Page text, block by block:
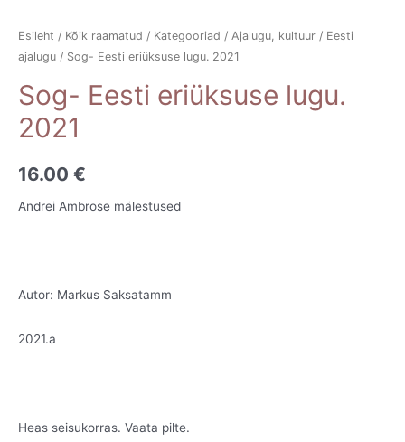
Esileht / Kõik raamatud / Kategooriad / Ajalugu, kultuur / Eesti
ajalugu / Sog- Eesti eriüksuse lugu. 2021
Sog- Eesti eriüksuse lugu.
2021
16.00 €
Andrei Ambrose mälestused
Autor: Markus Saksatamm
2021.a
Heas seisukorras. Vaata pilte.